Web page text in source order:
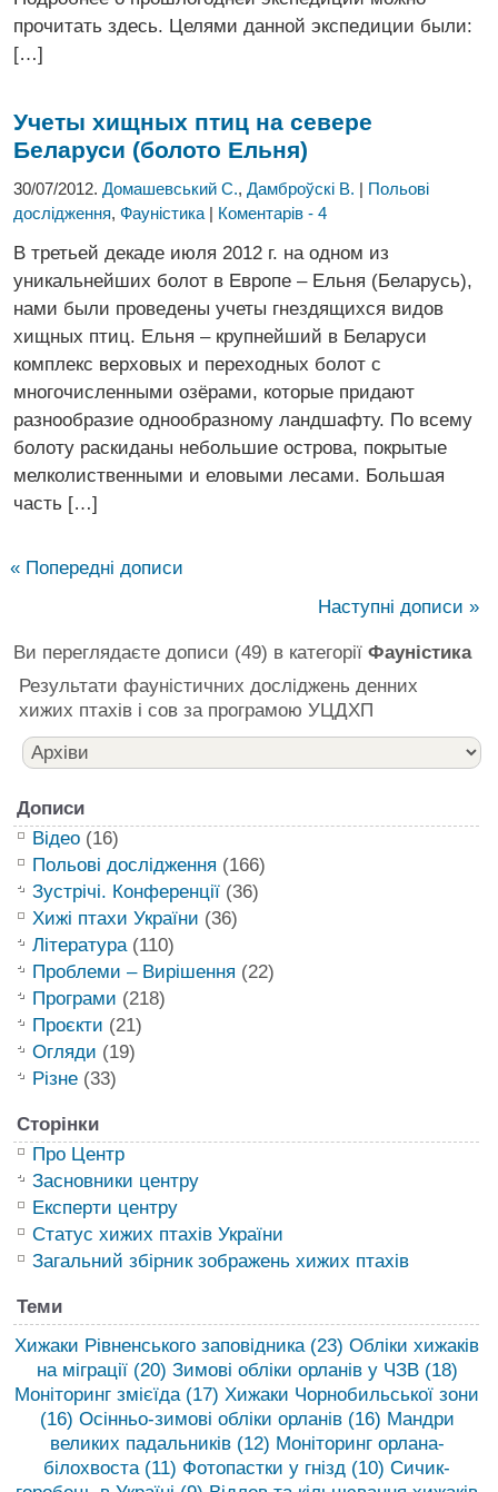
прочитать здесь. Целями данной экспедиции были:
[…]
Учеты хищных птиц на севере
Беларуси (болото Ельня)
30/07/2012. Домашевський С., Дамброўскі В. | Польові
дослідження, Фауністика | Коментарів - 4
В третьей декаде июля 2012 г. на одном из
уникальнейших болот в Европе – Ельня (Беларусь),
нами были проведены учеты гнездящихся видов
хищных птиц. Ельня – крупнейший в Беларуси
комплекс верховых и переходных болот с
многочисленными озёрами, которые придают
разнообразие однообразному ландшафту. По всему
болоту раскиданы небольшие острова, покрытые
мелколиственными и еловыми лесами. Большая
часть […]
« Попередні дописи
Наступні дописи »
Ви переглядаєте дописи (49) в категорії Фауністика
Результати фауністичних досліджень денних
хижих птахів і сов за програмою УЦДХП
Дописи
Відео(16)
Польові дослідження (166)
Зустрічі. Конференції(36)
Хижі птахи України (36)
Література(110)
Проблеми – Вирішення (22)
Програми (218)
Проєкти (21)
Огляди (19)
Різне(33)
Сторінки
Про Центр
Засновники центру
Експерти центру
Статус хижих птахів України
Загальний збірник зображень хижих птахів
Теми
Хижаки Рівненського заповідника(23) Обліки хижаків
на міграції(20) Зимові обліки орланів у ЧЗВ(18)
Моніторинг змієїда(17) Хижаки Чорнобильської зони
(16) Осінньо-зимові обліки орланів(16) Мандри
великих падальників(12) Моніторинг орлана-
білохвоста(11) Фотопастки у гнізд (10) Сичик-